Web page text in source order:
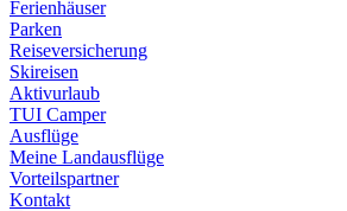
Ferienhäuser
Parken
Reiseversicherung
Skireisen
Aktivurlaub
TUI Camper
Ausflüge
Meine Landausflüge
Vorteilspartner
Kontakt